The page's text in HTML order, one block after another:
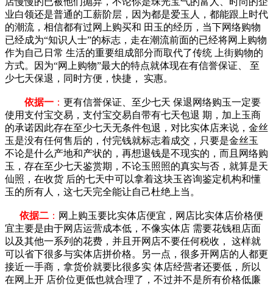
业白领还是普通的工薪阶层，因为都是爱玉人，都能跟上时代
的潮流，相信都有过网上购买和 田玉的经历，当下网络购物
已经成为“知识人士”的标志，走在潮流前面的已经将网上购物
作为自己日常 生活的重要组成部分而取代了传统 上街购物的
方式。因为“网上购物”最大的特点就体现在有信誉保证、 至
少七天保退，同时方便，快捷， 实惠。
依据一 ： 更有信誉保证、至少七天 保退网络购玉一定要
使用支付宝交易，支付宝交易自带有七天包退 期，加上玉商
的承诺因此存在至少七天无条件包退，对比实体店来说，金丝
玉是没有任何售后的，付完钱就标志着成交，只要是金丝玉
不论是什么产地和产状的，再想退钱是不现实的，而且网络购
玉，存在至少七天鉴赏期，不论玉照照的真实与否，就算是天
仙照，在收货 后的七天中可以拿着这块玉咨询鉴定机构和懂
玉的所有人，这七天完全能让自己杜绝上当。
依据二 ： 网上购玉要比实体店便宜，网店比实体店价格便
宜主要是由于网店运营成本低，不像实体店 需要花钱租店面
以及其他一系列的花费，并且开网店不要任何税收， 这样就
可以省下很多与实体店拼价格。另一点，很多开网店的人都更
接近一手商，拿货价就要比很多实 体店经营者还要低，所以
在网上开 店价位更低也就合理了，不过并不是所有价格低廉